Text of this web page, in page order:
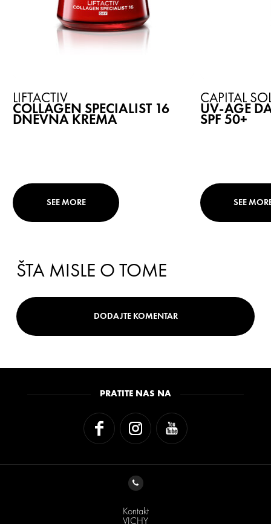
LIFTACTIV
COLLAGEN SPECIALIST 16
DNEVNA KREMA
SEE MORE
CAPITAL
UV-AGE
SPF 50+
SEE
ŠTA MISLE O TOME
DODAJTE KOMENTAR
PRATITE NAS NA
Kontakt
VICHY